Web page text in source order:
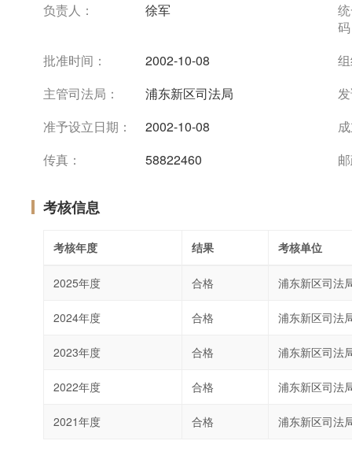
负责人： 徐军
批准时间：
2002-10-08
主管司法局：
浦东新区司法局
准予设立日期：
2002-10-08
传真：
58822460
考核信息
考核年度 结果 考核单位
2025年度 合格 浦东新区司法
2024年度 合格 浦东新区司法
2023年度 合格 浦东新区司法
2022年度 合格 浦东新区司法
2021年度 合格 浦东新区司法